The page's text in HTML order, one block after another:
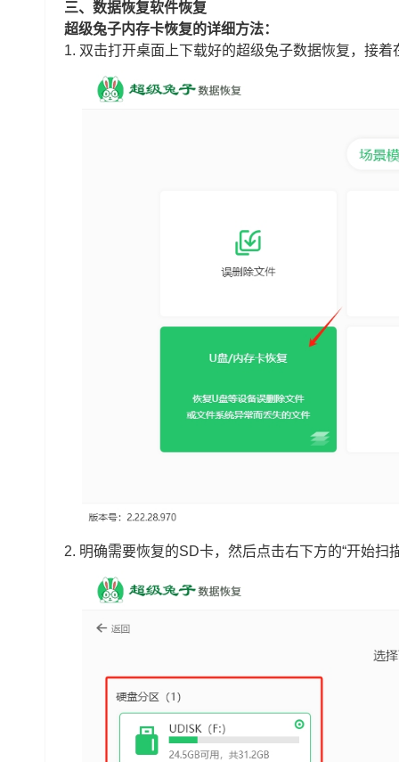
三、数据恢复软件恢复
超级兔子内存卡恢复的详细方法：
1. 双击打开桌面上下载好的超级兔子数据恢复，接着
2. 明确需要恢复的SD卡，然后点击右下方的“开始扫